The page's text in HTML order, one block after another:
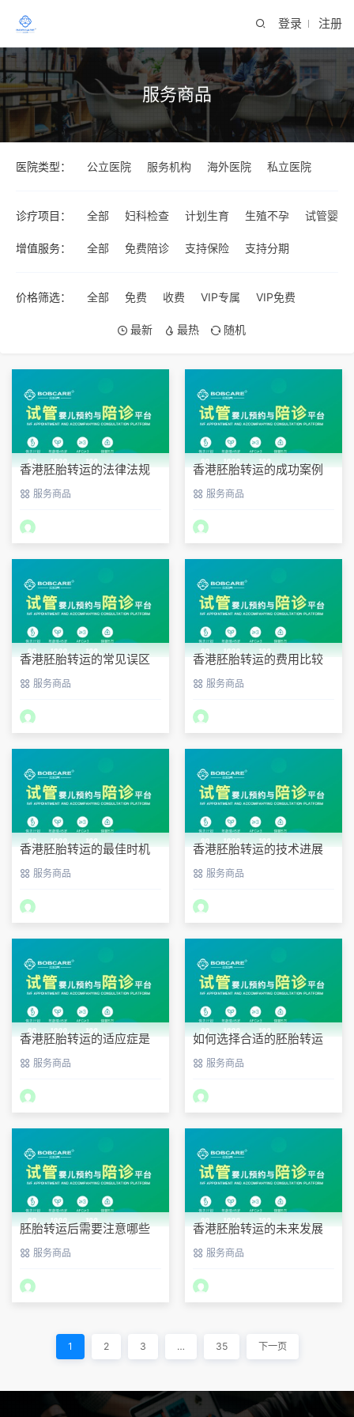
登录 注册
服务商品
医院类型： 公立医院 服务机构 海外医院 私立医院
诊疗项目： 全部 妇科检查 计划生育 生殖不孕 试管婴儿
增值服务： 全部 免费陪诊 支持保险 支持分期
价格筛选： 全部 免费 收费 VIP专属 VIP免费
最新 最热 随机
香港胚胎转运的法律法规
指南服务商品
香港胚胎转运的成功案例
分析服务商品
香港胚胎转运的常见误区
服务商品
香港胚胎转运的费用比较
服务商品
香港胚胎转运的最佳时机
服务商品
香港胚胎转运的技术进展
服务商品
香港胚胎转运的适应症是
什么？
服务商品
如何选择合适的胚胎转运
机构？
服务商品
胚胎转运后需要注意哪些
事项？
服务商品
香港胚胎转运的未来发展
趋势服务商品
1 2 3 … 35 下一页